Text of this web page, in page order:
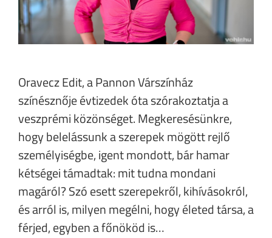
Oravecz Edit, a Pannon Várszínház
színésznője évtizedek óta szórakoztatja a
veszprémi közönséget. Megkeresésünkre,
hogy belelássunk a szerepek mögött rejlő
személyiségbe, igent mondott, bár hamar
kétségei támadtak: mit tudna mondani
magáról? Szó esett szerepekről, kihívásokról,
és arról is, milyen megélni, hogy életed társa, a
férjed, egyben a főnököd is…